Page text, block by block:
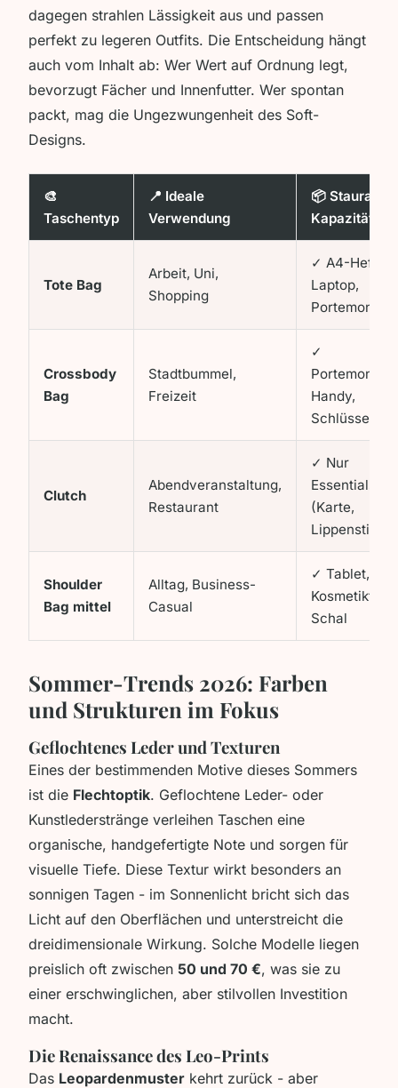
dagegen strahlen Lässigkeit aus und passen
perfekt zu legeren Outfits. Die Entscheidung hängt
auch vom Inhalt ab: Wer Wert auf Ordnung legt,
bevorzugt Fächer und Innenfutter. Wer spontan
packt, mag die Ungezwungenheit des Soft-
Designs.
🎨
Taschentyp
📍 Ideale
Verwendung
📦 Stauraum-
Kapazität
Tote Bag
Arbeit, Uni,
Shopping
✓ A4-Hefte,
Laptop,
Crossbody
Bag
Stadtbummel,
Freizeit
✓
Handy,
Schlüssel
Clutch
Abendveranstaltung,
Restaurant
✓ Nur
Essentials
(Karte,
Lippenstift)
Shoulder
Bag mittel
Alltag, Business-
Casual
✓ Tablet,
Schal
Sommer-Trends 2026: Farben
und Strukturen im Fokus
Geflochtenes Leder und Texturen
Eines der bestimmenden Motive dieses Sommers
ist die Flechtoptik. Geflochtene Leder- oder
Kunstlederstränge verleihen Taschen eine
organische, handgefertigte Note und sorgen für
visuelle Tiefe. Diese Textur wirkt besonders an
sonnigen Tagen - im Sonnenlicht bricht sich das
Licht auf den Oberflächen und unterstreicht die
dreidimensionale Wirkung. Solche Modelle liegen
preislich oft zwischen 50 und 70 €, was sie zu
einer erschwinglichen, aber stilvollen Investition
macht.
Die Renaissance des Leo-Prints
Das Leopardenmuster kehrt zurück - aber